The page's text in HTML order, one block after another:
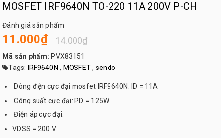
MOSFET IRF9640N TO-220 11A 200V P-CH
Đánh giá sản phẩm
11.000₫ 14.000₫
Mã sản phẩm: PVX83151
Tags:
IRF9640N , MOSFET , sendo
Dòng điện cực đại mosfet IRF9640N: ID = 11A
Công suất cực đại: PD = 125W
Điện áp cực đại:
VDSS = 200 V